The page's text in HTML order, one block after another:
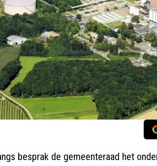
besprak de gemeenteraad het